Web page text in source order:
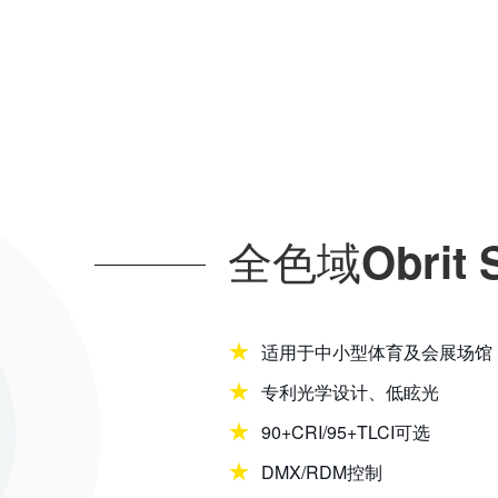
全色域Obrit
适用于中小型体育及会展场馆
专利光学设计、低眩光
90+CRI/95+TLCI可选
DMX/RDM控制